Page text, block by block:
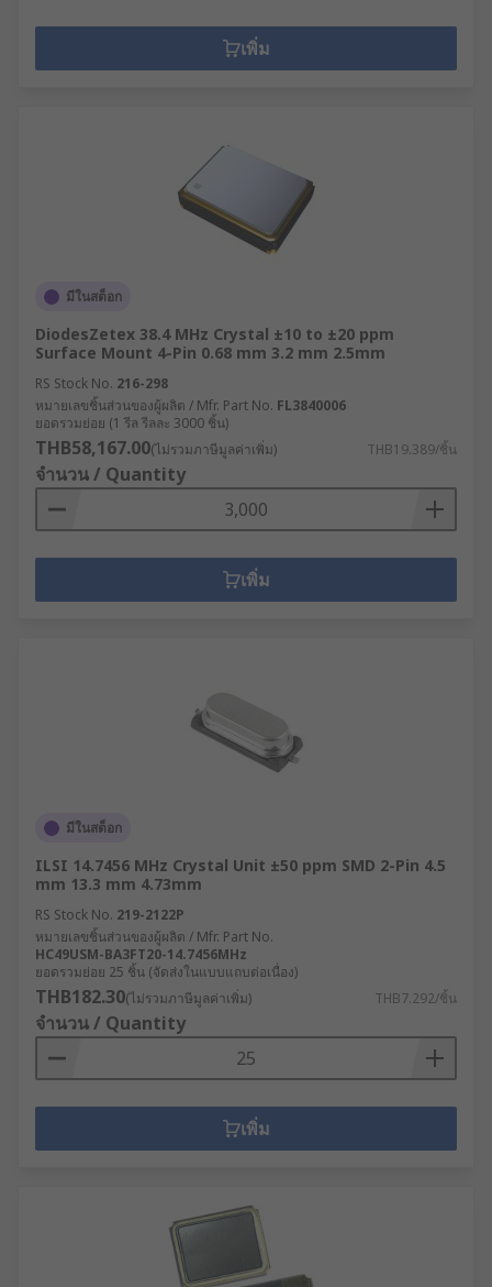
เพิ่ม
มีในสต็อก
DiodesZetex 38.4 MHz Crystal ±10 to ±20 ppm
Surface Mount 4-Pin 0.68 mm 3.2 mm 2.5mm
RS Stock No. 216-298
หมายเลขชิ้นส่วนของผู้ผลิต / Mfr. Part No. FL3840006
ยอดรวมย่อย (1 รีล รีลละ 3000 ชิ้น)
THB58,167.00(ไม่รวมภาษีมูลค่าเพิ่ม) THB19.389/ชิ้น
จำนวน / Quantity
เพิ่ม
มีในสต็อก
ILSI 14.7456 MHz Crystal Unit ±50 ppm SMD 2-Pin 4.5
mm 13.3 mm 4.73mm
RS Stock No. 219-2122P
หมายเลขชิ้นส่วนของผู้ผลิต / Mfr. Part No.
HC49USM-BA3FT20-14.7456MHz
ยอดรวมย่อย 25 ชิ้น (จัดส่งในแบบแถบต่อเนื่อง)
THB182.30(ไม่รวมภาษีมูลค่าเพิ่ม) THB7.292/ชิ้น
จำนวน / Quantity
เพิ่ม